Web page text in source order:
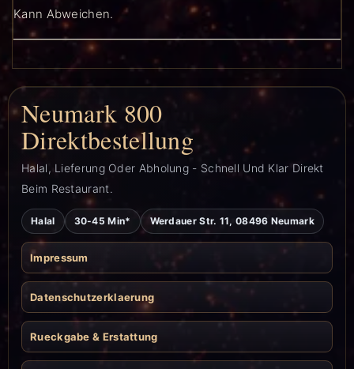
Kann Abweichen.
Neumark 800
Direktbestellung
Halal, Lieferung Oder Abholung - Schnell Und Klar Direkt
Beim Restaurant.
Halal 30-45 Min* Werdauer Str. 11, 08496 Neumark
Impressum
Datenschutzerklaerung
Rueckgabe & Erstattung